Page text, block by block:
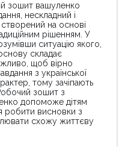
зошит вашуленко
нескладний і
на основі
рішенням. У
ситуацію якого,
складає
щоб вірно
з української
тому зачіпають
зошит з
допоможе дітям
робити висновки з
схожу життєву